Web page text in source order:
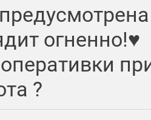
огненно!♥
?